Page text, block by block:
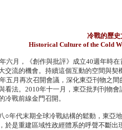
冷戰的歷
Historical Culture of the Cold
六月，《創作與批評》成立40週年時
交流的機會。持續這個互動的空間與
五月再次召開會議，深化東亞刊物之
看法。2010年十一月，東亞批判刊物
冷戰前線金門召開。
○年代末期全球冷戰結構的鬆動，東亞
於是重建區域性政經體系的呼聲不斷出